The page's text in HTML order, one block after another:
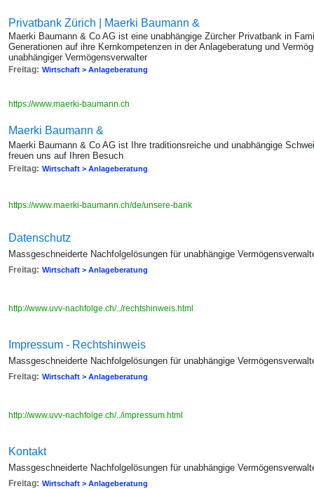
Privatbank Zürich | Maerki Baumann &
Maerki Baumann & Co AG ist eine unabhängige Zürcher Privatbank in
Generationen auf ihre Kernkompetenzen in der Anlageberatung und
unabhängiger Vermögensverwalter
Freitag: Wirtschaft > Anlageberatung
https://www.maerki-baumann.ch
Maerki Baumann &
Maerki Baumann & Co AG ist Ihre traditionsreiche und unabhängige
freuen uns auf Ihren Besuch
Freitag: Wirtschaft > Anlageberatung
https://www.maerki-baumann.ch/de/unsere-bank
Datenschutz
Massgeschneiderte Nachfolgelösungen für unabhängige
Freitag: Wirtschaft > Anlageberatung
http://www.uvv-nachfolge.ch/../rechtshinweis.html
Impressum - Rechtshinweis
Massgeschneiderte Nachfolgelösungen für unabhängige
Freitag: Wirtschaft > Anlageberatung
http://www.uvv-nachfolge.ch/../impressum.html
Kontakt
Massgeschneiderte Nachfolgelösungen für unabhängige
Freitag: Wirtschaft > Anlageberatung